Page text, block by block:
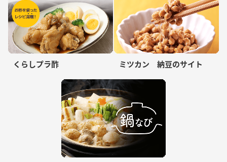
くらしプラ酢 ミツカン 納豆のサイト